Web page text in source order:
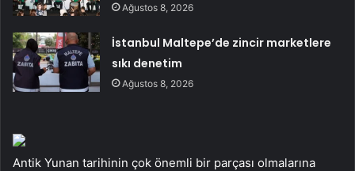
Ağustos 8, 2026
İstanbul Maltepe’de zincir marketlere
sıkı denetim
Ağustos 8, 2026
Antik Yunan tarihinin çok önemli bir parçası olmalarına